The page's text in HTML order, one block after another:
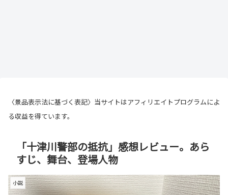
〈景品表示法に基づく表記〉当サイトはアフィリエイトプログラムによ
る収益を得ています。
「十津川警部の抵抗」感想レビュー。あら
すじ、舞台、登場人物
小説